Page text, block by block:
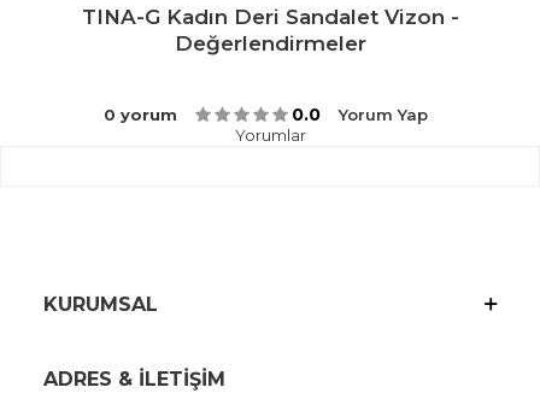
TINA-G Kadın Deri Sandalet Vizon -
Değerlendirmeler
0 yorum 0.0
Yorum Yap
Yorumlar
KURUMSAL
ADRES & İLETİŞİM